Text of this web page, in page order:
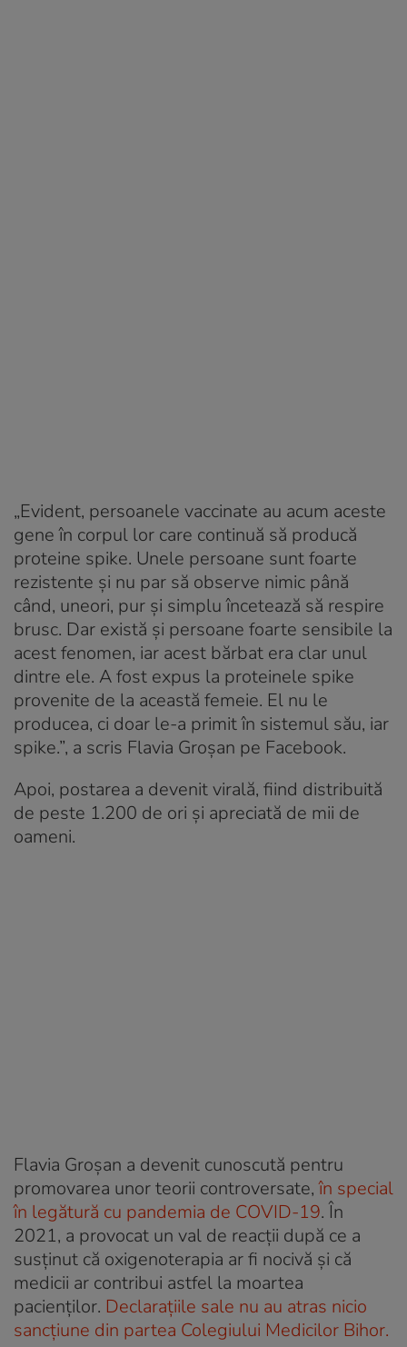
„Evident, persoanele vaccinate au acum aceste
gene în corpul lor care continuă să producă
proteine spike. Unele persoane sunt foarte
rezistente și nu par să observe nimic până
când, uneori, pur și simplu încetează să respire
brusc. Dar există și persoane foarte sensibile la
acest fenomen, iar acest bărbat era clar unul
dintre ele. A fost expus la proteinele spike
provenite de la această femeie. El nu le
producea, ci doar le-a primit în sistemul său, iar
spike.”, a scris Flavia Groșan pe Facebook.
Apoi, postarea a devenit virală, fiind distribuită
de peste 1.200 de ori și apreciată de mii de
oameni.
Flavia Groșan a devenit cunoscută pentru
promovarea unor teorii controversate,în special
în legătură cu pandemia de COVID-19. În
2021, a provocat un val de reacții după ce a
susținut că oxigenoterapia ar fi nocivă și că
medicii ar contribui astfel la moartea
pacienților. Declarațiile sale nu au atras nicio
sancțiune din partea Colegiului Medicilor Bihor.